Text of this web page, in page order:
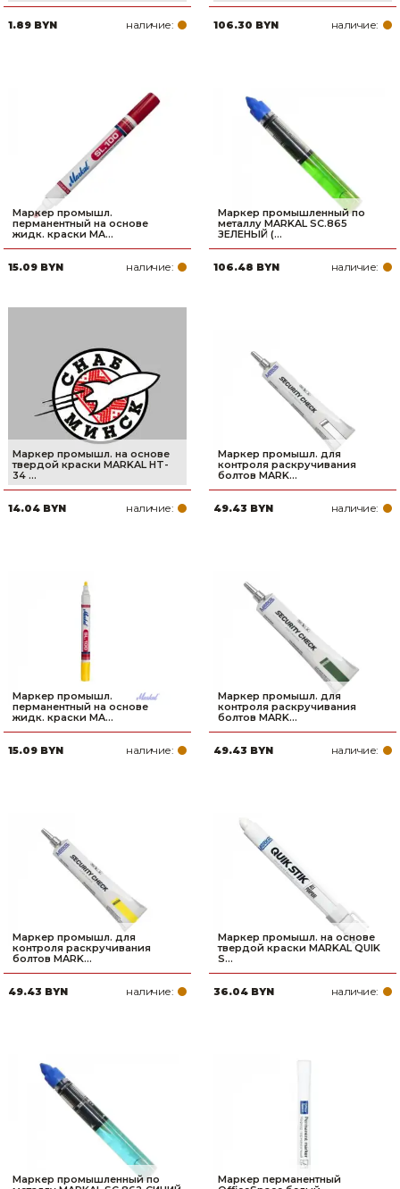
1.89 BYN наличие: 106.30 BYN наличие:
Маркер промышл.
перманентный на основе
жидк. краски MA...
15.09 BYN наличие:
Маркер промышленный по
металлу MARKAL SC.865
ЗЕЛЕНЫЙ (...
106.48 BYN наличие:
Маркер промышл. на основе
твердой краски MARKAL HT-
34 ...
14.04 BYN наличие:
Маркер промышл. для
контроля раскручивания
болтов MARK...
49.43 BYN наличие:
Маркер промышл.
перманентный на основе
жидк. краски MA...
15.09 BYN наличие:
Маркер промышл. для
контроля раскручивания
болтов MARK...
49.43 BYN наличие:
Маркер промышл. для
контроля раскручивания
болтов MARK...
49.43 BYN наличие:
Маркер промышл. на основе
твердой краски MARKAL QUIK
S...
36.04 BYN наличие:
Маркер промышленный по
Маркер перманентный